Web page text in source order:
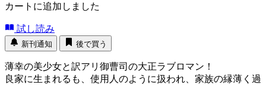
カートに追加しました
試し読み
新刊通知 後で買う
薄幸の美少女と訳アリ御曹司の大正ラブロマン！
良家に生まれるも、使用人のように扱われ、家族の縁薄く過